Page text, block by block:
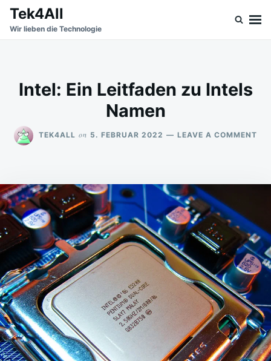
SkipSearch
for:
Tek4All
Wir lieben die Technologie
Intel: Ein Leitfaden zu Intels
Namen
TEK4ALL on 5. FEBRUAR 2022 LEAVE A COMMENT